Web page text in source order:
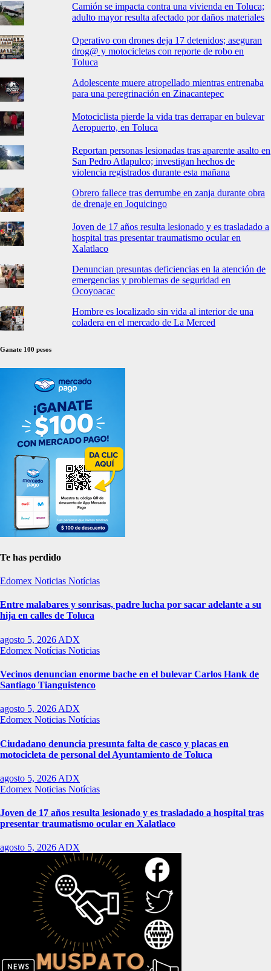
Camión se impacta contra una vivienda en Toluca;
adulto mayor resulta afectado por daños materiales
Operativo con drones deja 17 detenidos; aseguran
drog@ y motocicletas con reporte de robo en
Toluca
Adolescente muere atropellado mientras entrenaba
para una peregrinación en Zinacantepec
Motociclista pierde la vida tras derrapar en bulevar
Aeropuerto, en Toluca
Reportan personas lesionadas tras aparente asalto en
San Pedro Atlapulco; investigan hechos de
violencia registrados durante esta mañana
Obrero fallece tras derrumbe en zanja durante obra
de drenaje en Joquicingo
Joven de 17 años resulta lesionado y es trasladado a
hospital tras presentar traumatismo ocular en
Xalatlaco
Denuncian presuntas deficiencias en la atención de
emergencias y problemas de seguridad en
Ocoyoacac
Hombre es localizado sin vida al interior de una
coladera en el mercado de La Merced
Ganate 100 pesos
Te has perdido
Edomex Noticias Notícias
Entre malabares y sonrisas, padre lucha por sacar adelante a su
hija en calles de Toluca
agosto 5, 2026 ADX
Edomex Notícias Noticias
Vecinos denuncian enorme bache en el bulevar Carlos Hank de
Santiago Tianguistenco
agosto 5, 2026 ADX
Edomex Noticias Notícias
Ciudadano denuncia presunta falta de casco y placas en
motocicleta de personal del Ayuntamiento de Toluca
agosto 5, 2026 ADX
Edomex Noticias Notícias
Joven de 17 años resulta lesionado y es trasladado a hospital tras
presentar traumatismo ocular en Xalatlaco
agosto 5, 2026 ADX